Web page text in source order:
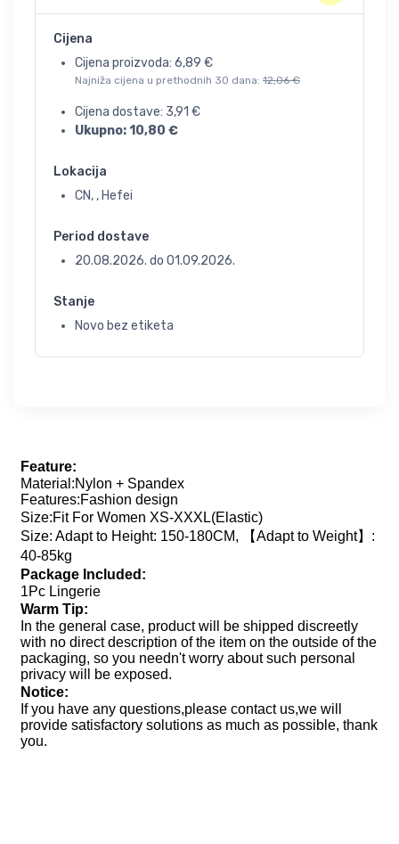
Cijena
Cijena proizvoda: 6,89 €
Najniža cijena u prethodnih 30 dana: 12,06 €
Cijena dostave: 3,91 €
Ukupno:10,80 €
Lokacija
CN, , Hefei
Period dostave
20.08.2026. do 01.09.2026.
Stanje
Novo bez etiketa